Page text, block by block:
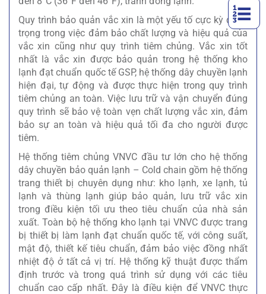
Quy trình bảo quản vắc xin là một yếu tố cực kỳ quan
trọng trong việc đảm bảo chất lượng và hiệu quả của
vắc xin cũng như quy trình tiêm chủng. Vắc xin tốt
nhất là vắc xin được bảo quản trong hệ thống kho
lạnh đạt chuẩn quốc tế GSP, hệ thống dây chuyền lạnh
hiện đại, tự động và được thực hiện trong quy trình
tiêm chủng an toàn. Việc lưu trữ và vận chuyển đúng
quy trình sẽ bảo vệ toàn vẹn chất lượng vắc xin, đảm
bảo sự an toàn và hiệu quả tối đa cho người được
tiêm.
Hệ thống tiêm chủng VNVC đầu tư lớn cho hệ thống
dây chuyền bảo quản lạnh – Cold chain gồm hệ thống
trang thiết bị chuyên dụng như: kho lạnh, xe lạnh, tủ
lạnh và thùng lạnh giúp bảo quản, lưu trữ vắc xin
trong điều kiện tối ưu theo tiêu chuẩn của nhà sản
xuất. Toàn bộ hệ thống kho lạnh tại VNVC được trang
bị thiết bị làm lạnh đạt chuẩn quốc tế, với công suất,
mật độ, thiết kế tiêu chuẩn, đảm bảo việc đồng nhất
nhiệt độ ở tất cả vị trí. Hệ thống kỹ thuật được thẩm
định trước và trong quá trình sử dụng với các tiêu
chuẩn cao cấp nhất. Đây là điều kiện để VNVC thực